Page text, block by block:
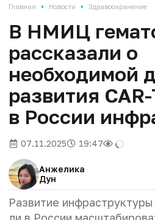
Главная • Новости • Здравоохранение
В НМИЦ
рассказали о
необходимой
развития
в России
07.11.2025 19:47
Анжелика
Дун
Развитие